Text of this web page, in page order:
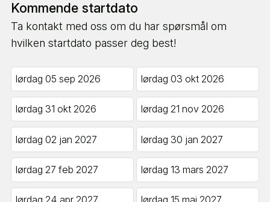
Kommende startdato
Ta kontakt med oss om du har spørsmål om
hvilken startdato passer deg best!
lørdag 05 sep 2026 lørdag 03 okt 2026
lørdag 31 okt 2026 lørdag 21 nov 2026
lørdag 02 jan 2027 lørdag 30 jan 2027
lørdag 27 feb 2027 lørdag 13 mars 2027